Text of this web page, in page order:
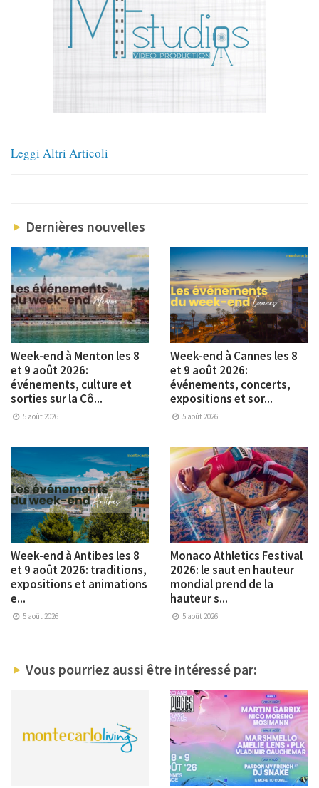
Leggi Altri Articoli
Dernières nouvelles
Week-end à Menton les 8
et 9 août 2026:
événements, culture et
sorties sur la Cô...
5 août 2026
Week-end à Cannes les 8
et 9 août 2026:
événements, concerts,
expositions et sor...
5 août 2026
Week-end à Antibes les 8
et 9 août 2026: traditions,
expositions et animations
e...
5 août 2026
Monaco Athletics Festival
2026: le saut en hauteur
mondial prend de la
hauteur s...
5 août 2026
Vous pourriez aussi être intéressé par: